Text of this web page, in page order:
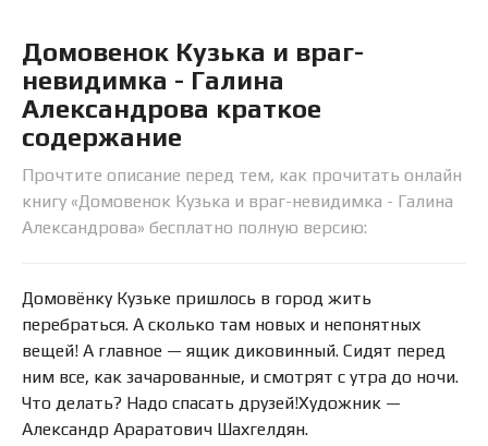
Домовенок Кузька и враг-
невидимка - Галина
Александрова краткое
содержание
Прочтите описание перед тем, как прочитать онлайн
книгу «Домовенок Кузька и враг-невидимка - Галина
Александрова» бесплатно полную версию:
Домовёнку Кузьке пришлось в город жить
перебраться. А сколько там новых и непонятных
вещей! А главное — ящик диковинный. Сидят перед
ним все, как зачарованные, и смотрят с утра до ночи.
Что делать? Надо спасать друзей!Художник —
Александр Араратович Шахгелдян.